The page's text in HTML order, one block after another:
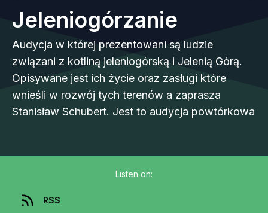
Jeleniogórzanie
Audycja w której prezentowani są ludzie
związani z kotliną jeleniogórską i Jelenią Górą.
Opisywane jest ich życie oraz zasługi które
wnieśli w rozwój tych terenów a zaprasza
Stanisław Schubert. Jest to audycja powtórkowa
Listen on:
RSS